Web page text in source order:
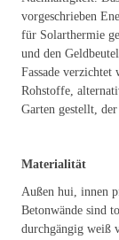
vorgeschrieben
für Solarthermie
und den
Fassade
Rohstoffe,
Garten gestellt,
Materialität
Außen hui, innen
Betonwände sind
durchgängig weiß